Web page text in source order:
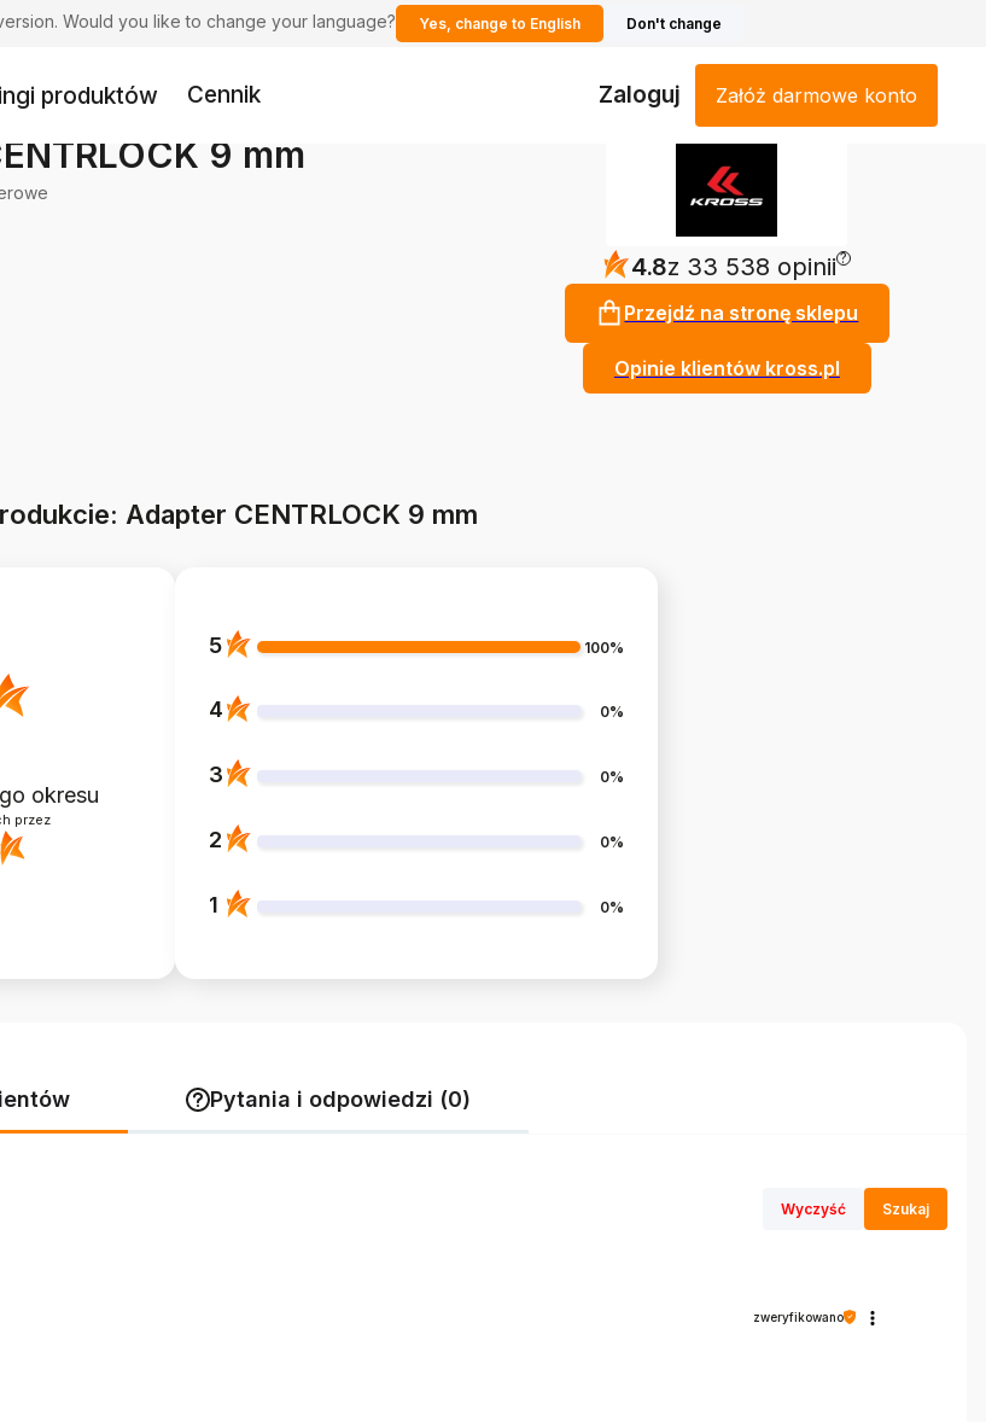
Would you like to change your language? Yes, change to English Don't change
produktów Cennik Zaloguj Załóż darmowe konto
9 mm
4.8z 33 538 opinii ?
Przejdź na stronę sklepu
Opinie klientów kross.pl
Adapter CENTRLOCK 9 mm
okresu
przez
5 100%
4 0%
3 0%
2 0%
1 0%
Pytania i odpowiedzi (0)
Wyczyść Szukaj
zweryfikowano